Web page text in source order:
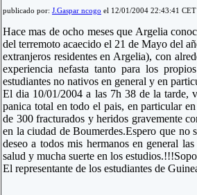
publicado por: J.Gaspar ncogo el 12/01/2004 22:43:41 CET
Hace mas de ocho meses que Argelia
del terremoto acaecido el 21 de Mayo del
extranjeros residentes en Argelia), con
experiencia nefasta tanto para los
estudiantes no nativos en general y en
El dia 10/01/2004 a las 7h 38 de la tarde,
panica total en todo el pais, en particular
de 300 fracturados y heridos gravemente
en la ciudad de Boumerdes.Espero que no
deseo a todos mis hermanos en general
salud y mucha suerte en los
El representante de los estudiantes de